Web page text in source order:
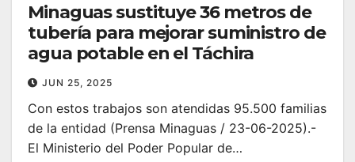
Minaguas sustituye 36 metros de
tubería para mejorar suministro de
agua potable en el Táchira
JUN 25, 2025
Con estos trabajos son atendidas 95.500 familias
de la entidad (Prensa Minaguas / 23-06-2025).-
El Ministerio del Poder Popular de…